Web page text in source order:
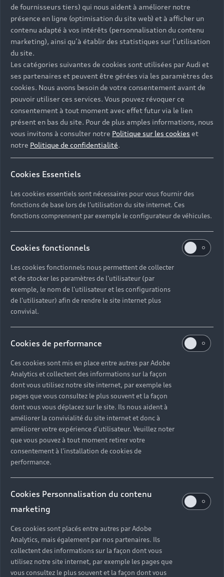
Une recharge en quelques
minutes.
Dans les stations haute puissance (HPC), vous
pouvez charger la batterie haute tension de la
pour charger suffisamment d'énergie pour
parcourir jusqu'à 295 kilomètres.
Jusqu’à 732
selon cycle WLTP
Recharge rapide
Jusqu’à 295km
en 10 min
Temps de recharge
Environ 21min
de 10 à 80%
Simuler l’autonomie
de votre véhicule
A6 e-tron
Modèle Motorisation
de fournisseurs tiers) qui nous aident à améliorer notre
présence en ligne (optimisation du site web) et à afficher un
contenu adapté à vos intérêts (personnalisation du contenu
marketing), ainsi qu’à établir des statistiques sur l’utilisation
du site.
Les catégories suivantes de cookies sont utilisées par Audi et
ses partenaires et peuvent être gérées via les paramètres des
cookies. Nous avons besoin de votre consentement avant de
pouvoir utiliser ces services. Vous pouvez révoquer ce
consentement à tout moment avec effet futur via le lien
présent en bas du site. Pour de plus amples informations, nous
vous invitons à consulter notre Politique sur les cookies et
notre Politique de confidentialité.
Cookies Essentiels
Les cookies essentiels sont nécessaires pour vous fournir des
fonctions de base lors de l'utilisation du site internet. Ces
fonctions comprennent par exemple le configurateur de véhicules.
Cookies fonctionnels
Les cookies fonctionnels nous permettent de collecter
et de stocker les paramètres de l'utilisateur (par
exemple, le nom de l'utilisateur et les configurations
de l'utilisateur) afin de rendre le site internet plus
convivial.
Cookies de performance
Ces cookies sont mis en place entre autres par Adobe
Analytics et collectent des informations sur la façon
dont vous utilisez notre site internet, par exemple les
pages que vous consultez le plus souvent et la façon
dont vous vous déplacez sur le site. Ils nous aident à
améliorer la convivialité du site internet et donc à
améliorer votre expérience d'utilisateur. Veuillez noter
que vous pouvez à tout moment retirer votre
consentement à l'installation de cookies de
performance.
Cookies Personnalisation du contenu
marketing
Ces cookies sont placés entre autres par Adobe
Analytics, mais également par nos partenaires. Ils
collectent des informations sur la façon dont vous
utilisez notre site internet, par exemple les pages que
vous consultez le plus souvent et la façon dont vous